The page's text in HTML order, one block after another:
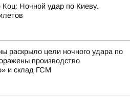
Коц: Ночной удар по Киеву.
раскрыло цели ночного удара по
производство
и склад ГСМ